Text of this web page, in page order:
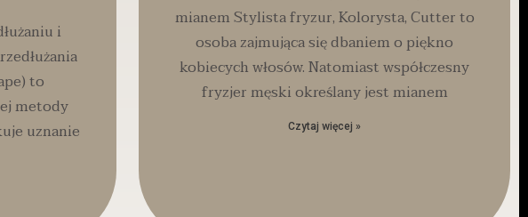
i
to
metody
uznanie
mianem Stylista fryzur, Kolorysta, Cutter to
osoba zajmująca się dbaniem o piękno
kobiecych włosów. Natomiast współczesny
fryzjer męski określany jest mianem
Czytaj więcej »